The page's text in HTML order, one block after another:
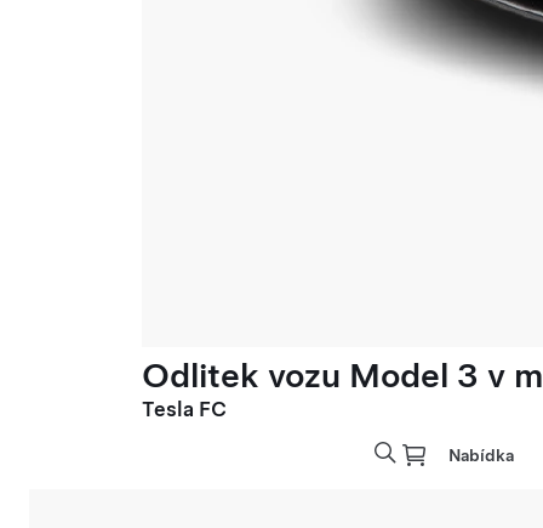
Odlitek vozu Model 3 v
Tesla FC
Nabídka